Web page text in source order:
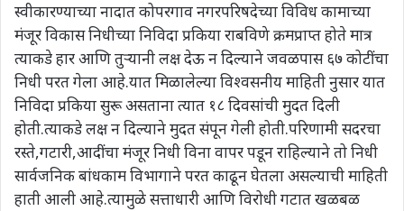
स्वीकारण्याच्या नादात कोपरगाव नगरपरिषदेच्या विविध कामाच्या
मंजूर विकास निधीच्या निविदा प्रकिया राबविणे क्रमप्राप्त होते मात्र
त्याकडे हार आणि तुऱ्यानी लक्ष देऊ न दिल्याने जवळपास ६७ कोटींचा
निधी परत गेला आहे.यात मिळालेल्या विश्वसनीय माहिती नुसार यात
निविदा प्रकिया सुरू असताना त्यात १८ दिवसांची मुदत दिली
होती.त्याकडे लक्ष न दिल्याने मुदत संपून गेली होती.परिणामी सदरचा
रस्ते,गटारी,आदींचा मंजूर निधी विना वापर पडून राहिल्याने तो निधी
सार्वजनिक बांधकाम विभागाने परत काढून घेतला असल्याची माहिती
हाती आली आहे.त्यामुळे सत्ताधारी आणि विरोधी गटात खळबळ